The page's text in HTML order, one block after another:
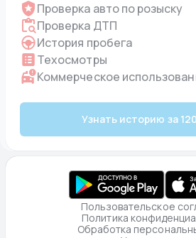
Проверка авто по розыску
Проверка ДТП
История пробега
Техосмотры
Коммерческое
Узнать историю за
Пользовательское
Политика
Обработка